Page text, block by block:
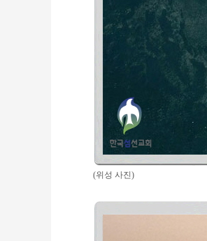
(위성 사진)